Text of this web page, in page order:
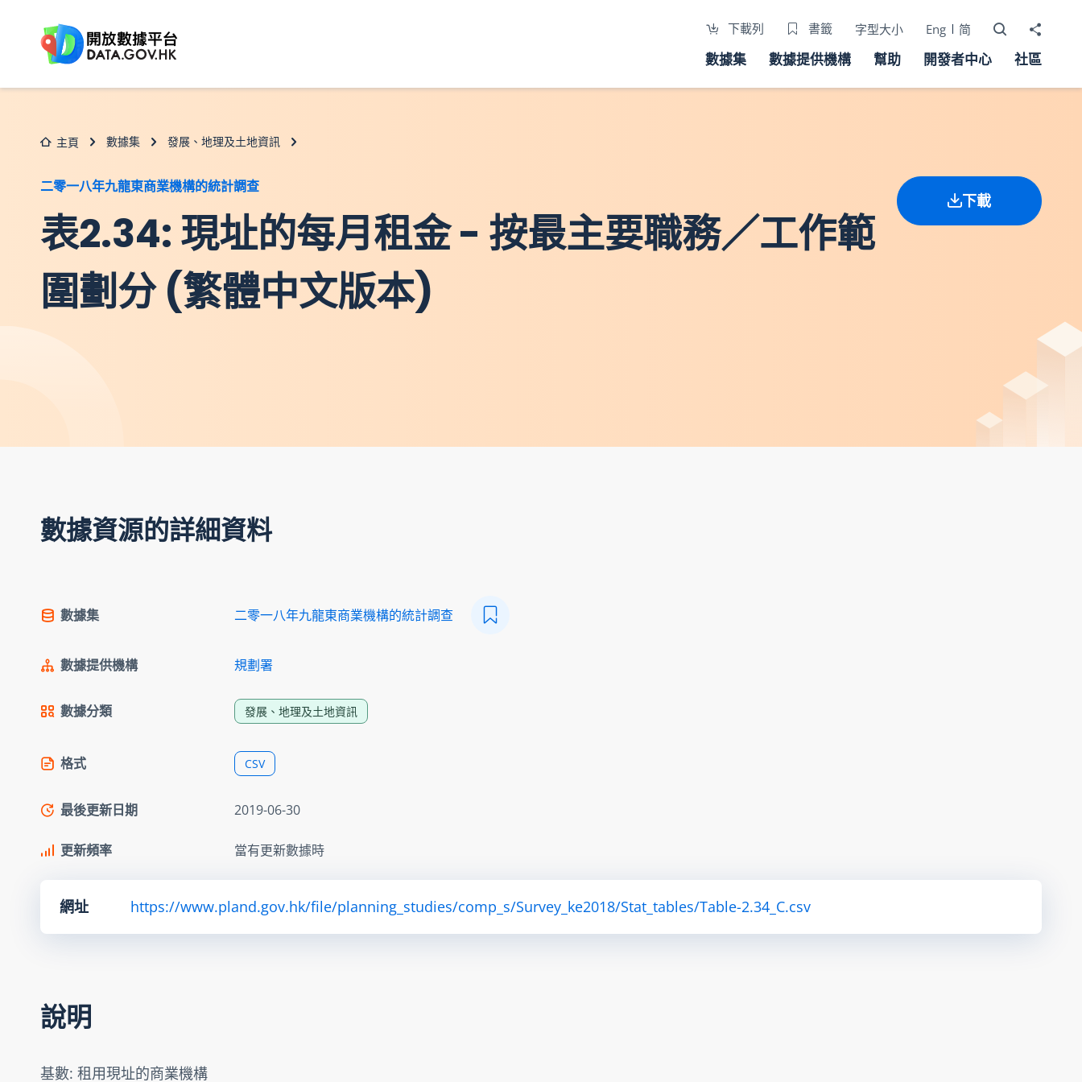
下載列 書籤 字型大小 Eng 简 打開搜尋器
分享至
數據集 數據提供機構 幫助 開發者中心 社區
主頁 數據集 發展、地理及土地資訊
二零一八年九龍東商業機構的統計調查
表2.34: 現址的每月租金 - 按最主要職務／工作範
圍劃分 (繁體中文版本)
下載
數據資源的詳細資料
數據集 二零一八年九龍東商業機構的統計調查
數據提供機構 規劃署
數據分類 發展、地理及土地資訊
格式 CSV
最後更新日期 2019-06-30
更新頻率 當有更新數據時
網址 https://www.pland.gov.hk/file/planning_studies/comp_s/Survey_ke2018/Stat_tables/Table-2.34_C.csv
說明
基數: 租用現址的商業機構